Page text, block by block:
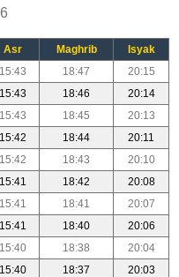
Asr Maghrib
Isyak
15:43 18:47
20:15
15:43 18:46
20:14
15:43 18:45
20:13
15:42 18:44
20:11
15:42 18:43
20:10
15:41 18:42
20:08
15:41 18:41
20:07
15:41 18:40
20:06
15:40 18:38
20:04
15:40 18:37
20:03